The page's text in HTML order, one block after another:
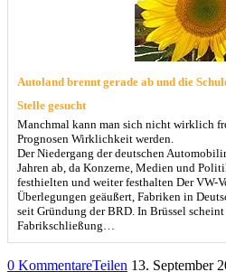
Autoland brennt gerade ab und die
Stelle gesucht
Manchmal kann man sich nicht wirklich
Prognosen Wirklichkeit werden.
Der Niedergang der deutschen
Jahren ab, da Konzerne, Medien und
festhielten und weiter festhalten Der VW-
Überlegungen geäußert, Fabriken in
seit Gründung der BRD. In Brüssel
Fabrikschließung…
0 KommentareTeilen 13. September